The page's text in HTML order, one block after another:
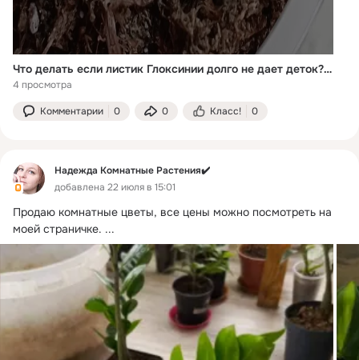
Что делать если листик Глоксинии долго не дает деток? А вот что 😊!🌱🌿 #глоксиния #комнатныецветы #цветыдлядома #flowers
4 просмотра
Комментарии 0 0 Класс! 0
Надежда Комнатные Растения✔️
добавлена 22 июля в 15:01
Продаю комнатные цветы, все цены можно посмотреть на
моей страничке. ...